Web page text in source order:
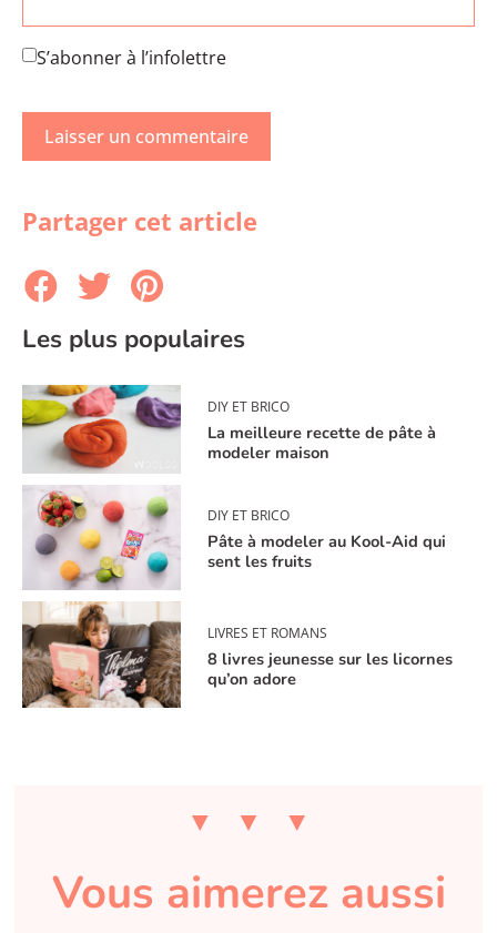
S’abonner à l’infolettre
Partager cet article
Les plus populaires
DIY ET BRICO
La meilleure recette de pâte à
modeler maison
DIY ET BRICO
Pâte à modeler au Kool-Aid qui
sent les fruits
LIVRES ET ROMANS
8 livres jeunesse sur les licornes
qu’on adore
Vous aimerez aussi